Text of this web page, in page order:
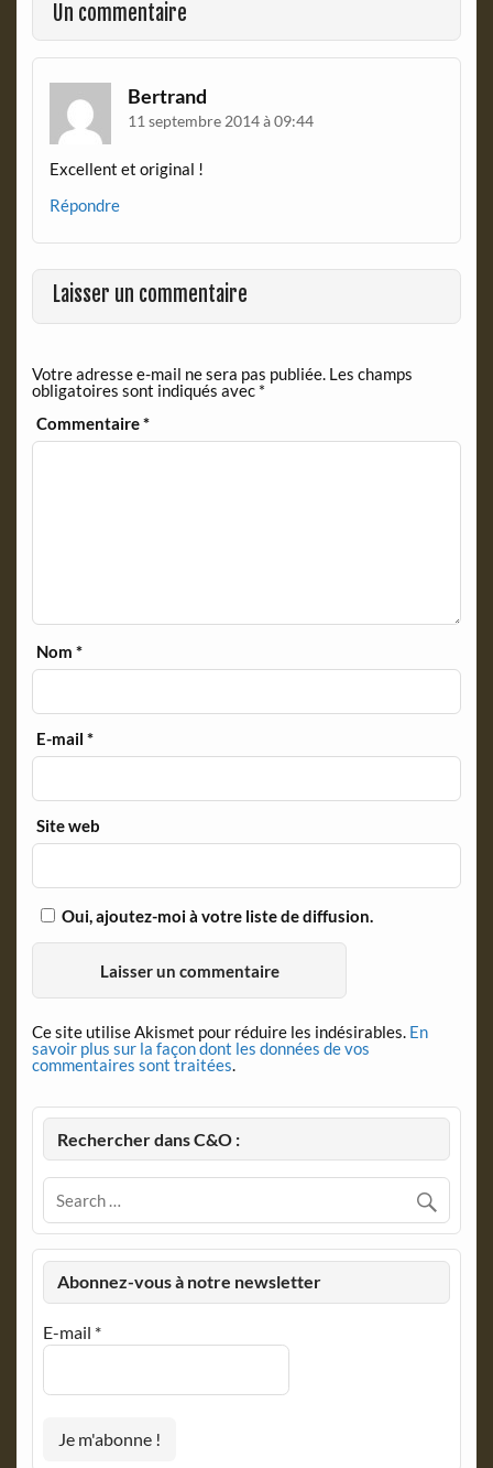
k
i
e
Un commentaire
Bertrand
11 septembre 2014 à 09:44
Excellent et original !
Répondre
Laisser un commentaire
Votre adresse e-mail ne sera pas publiée. Les champs
obligatoires sont indiqués avec *
Commentaire*
Nom*
E-mail*
Site web
Oui, ajoutez-moi à votre liste de diffusion.
Ce site utilise Akismet pour réduire les indésirables. En
savoir plus sur la façon dont les données de vos
commentaires sont traitées
Rechercher dans C&O :
Abonnez-vous à notre newsletter
E-mail *